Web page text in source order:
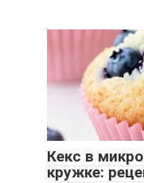
Кекс в
кружке: